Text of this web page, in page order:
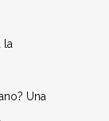
la
Una